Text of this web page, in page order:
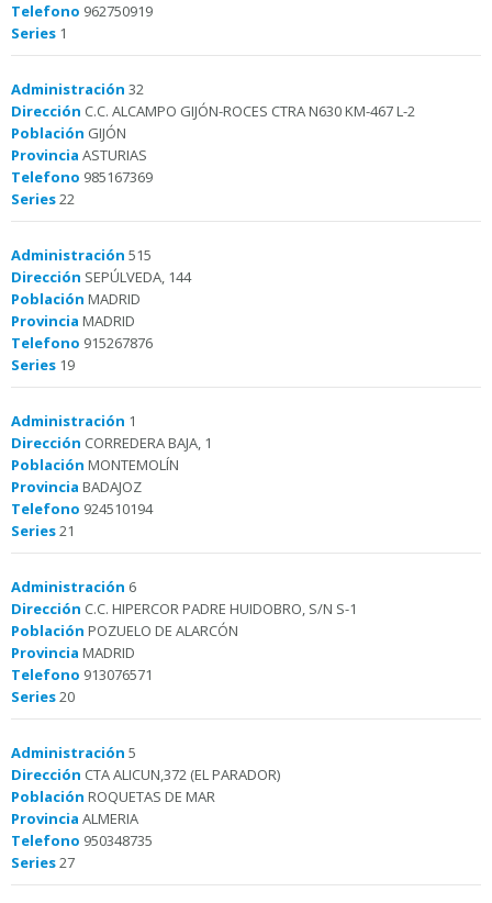
Telefono 962750919
Series 1
Administración 32
Dirección C.C. ALCAMPO GIJÓN-ROCES CTRA N630 KM-467 L-2
Población GIJÓN
Provincia ASTURIAS
Telefono 985167369
Series22
Administración 515
Dirección SEPÚLVEDA, 144
Población MADRID
Provincia MADRID
Telefono 915267876
Series 19
Administración 1
Dirección CORREDERA BAJA, 1
Población MONTEMOLÍN
Provincia BADAJOZ
Telefono 924510194
Series21
Administración 6
Dirección C.C. HIPERCOR PADRE HUIDOBRO, S/N S-1
Población POZUELO DE ALARCÓN
Provincia MADRID
Telefono 913076571
Series20
Administración 5
Dirección CTA ALICUN,372 (EL PARADOR)
Población ROQUETAS DE MAR
Provincia ALMERIA
Telefono 950348735
Series27